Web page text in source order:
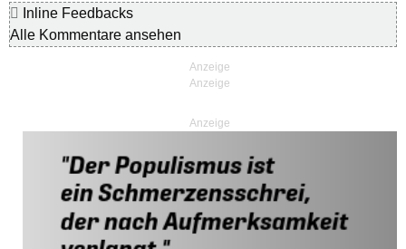
Inline Feedbacks
Alle Kommentare ansehen
Anzeige